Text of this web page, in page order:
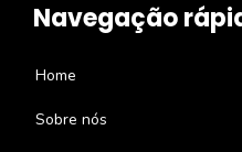
Navegação
Home
Sobre nós